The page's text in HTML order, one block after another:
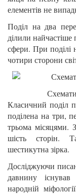
елементів не
Поділ на два
ділили найчастіше
сфери. При поділі
чотири сторони
Класичний поділ
поділена на три,
трьома місяцями.
шість сторін.
шестикутна зірка.
Досліджуючи
давнину
народній